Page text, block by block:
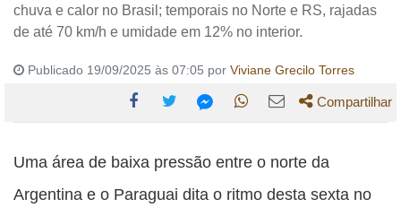
chuva e calor no Brasil; temporais no Norte e RS, rajadas
de até 70 km/h e umidade em 12% no interior.
Publicado 19/09/2025 às 07:05 por Viviane Grecilo Torres
esta
publicação
esta
publicação
esta
publicação
esta
publicação
esta
publicação
Compartilhar
Uma área de baixa pressão entre o norte da
Argentina e o Paraguai dita o ritmo desta sexta no